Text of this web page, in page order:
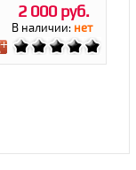
2 000 руб.
В наличии: нет